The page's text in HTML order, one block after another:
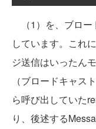
（1）を、ブロー
しています。これ
ジ送信はいったん
（ブロードキャス
ら呼び出していた
り、後述する